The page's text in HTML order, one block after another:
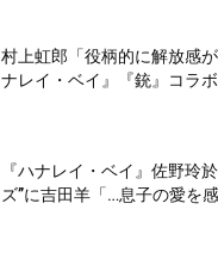
村上虹郎「役柄的に解放感
ナレイ・ベイ』『銃』コラ
『ハナレイ・ベイ』佐野玲
ズ”に吉田羊「…息子の愛を感